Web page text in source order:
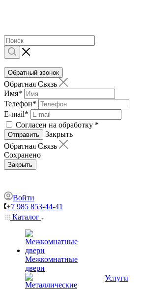
Обратный звонок
Обратная Связь
Имя*
Телефон*
E-mail*
Согласен на обработку *
Отправить
Закрыть
Обратная Связь
Сохранено
Закрыть
Войти
+7 985 853-44-41
Каталог
Межкомнатные
двери
Услуги